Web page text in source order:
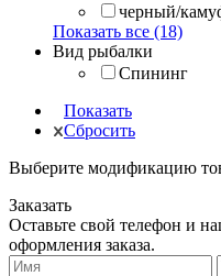
черный/
Показать все (18)
Вид рыбалки
Спининг
Показать
Сбросить
Выберите модификацию
Заказать
Оставьте свой телефон и
оформления заказа.